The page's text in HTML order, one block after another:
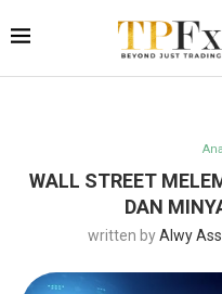
WALL STREET
DAN
written byAlwy